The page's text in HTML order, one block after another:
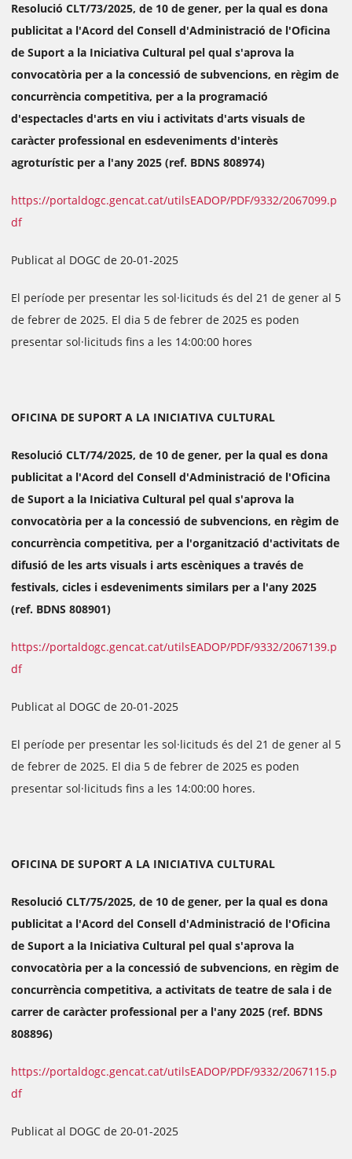
Resolució CLT/73/2025, de 10 de gener, per la qual es dona
publicitat a l'Acord del Consell d'Administració de l'Oficina
de Suport a la Iniciativa Cultural pel qual s'aprova la
convocatòria per a la concessió de subvencions, en règim de
concurrència competitiva, per a la programació
d'espectacles d'arts en viu i activitats d'arts visuals de
caràcter professional en esdeveniments d'interès
agroturístic per a l'any 2025 (ref. BDNS 808974)
https://portaldogc.gencat.cat/utilsEADOP/PDF/9332/2067099.p
df
Publicat al DOGC de 20-01-2025
El període per presentar les sol·licituds és del 21 de gener al 5
de febrer de 2025. El dia 5 de febrer de 2025 es poden
presentar sol·licituds fins a les 14:00:00 hores
OFICINA DE SUPORT A LA INICIATIVA CULTURAL
Resolució CLT/74/2025, de 10 de gener, per la qual es dona
publicitat a l'Acord del Consell d'Administració de l'Oficina
de Suport a la Iniciativa Cultural pel qual s'aprova la
convocatòria per a la concessió de subvencions, en règim de
concurrència competitiva, per a l'organització d'activitats de
difusió de les arts visuals i arts escèniques a través de
festivals, cicles i esdeveniments similars per a l'any 2025
(ref. BDNS 808901)
https://portaldogc.gencat.cat/utilsEADOP/PDF/9332/2067139.p
df
Publicat al DOGC de 20-01-2025
El període per presentar les sol·licituds és del 21 de gener al 5
de febrer de 2025. El dia 5 de febrer de 2025 es poden
presentar sol·licituds fins a les 14:00:00 hores.
OFICINA DE SUPORT A LA INICIATIVA CULTURAL
Resolució CLT/75/2025, de 10 de gener, per la qual es dona
publicitat a l'Acord del Consell d'Administració de l'Oficina
de Suport a la Iniciativa Cultural pel qual s'aprova la
convocatòria per a la concessió de subvencions, en règim de
concurrència competitiva, a activitats de teatre de sala i de
carrer de caràcter professional per a l'any 2025 (ref. BDNS
808896)
https://portaldogc.gencat.cat/utilsEADOP/PDF/9332/2067115.p
df
Publicat al DOGC de 20-01-2025